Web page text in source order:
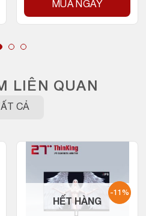
MUA NGAY
LIÊN QUAN
CẢ
-11%
HẾT HÀNG